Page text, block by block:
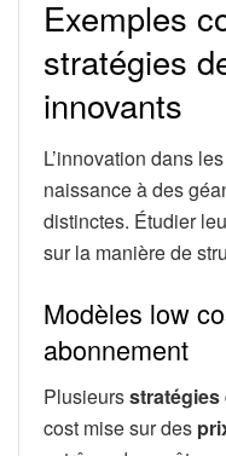
Exemples
stratégies
innovants
L’innovation dans
naissance à des
distinctes. Étudier
sur la manière de
Modèles low
abonnement
Plusieursstratégies
cost mise sur des